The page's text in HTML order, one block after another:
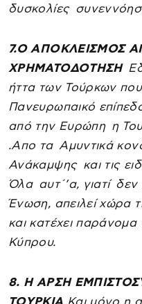
δυσκολίες
7.Ο ΑΠΟΚΛΕΙΣΜΟΣ
ΧΡΗΜΑΤΟΔΟΤΗΣΗ
ήττα των Τούρκων
Πανευρωπαικό
από την Ευρώπη η
.Απο τα Αμυντικά
Ανάκαμψης και τις
Όλα αυτ΄’α, γιατί
Ένωση, απειλεί χώρα
και κατέχει
Κύπρου.
8. Η ΑΡΣΗ